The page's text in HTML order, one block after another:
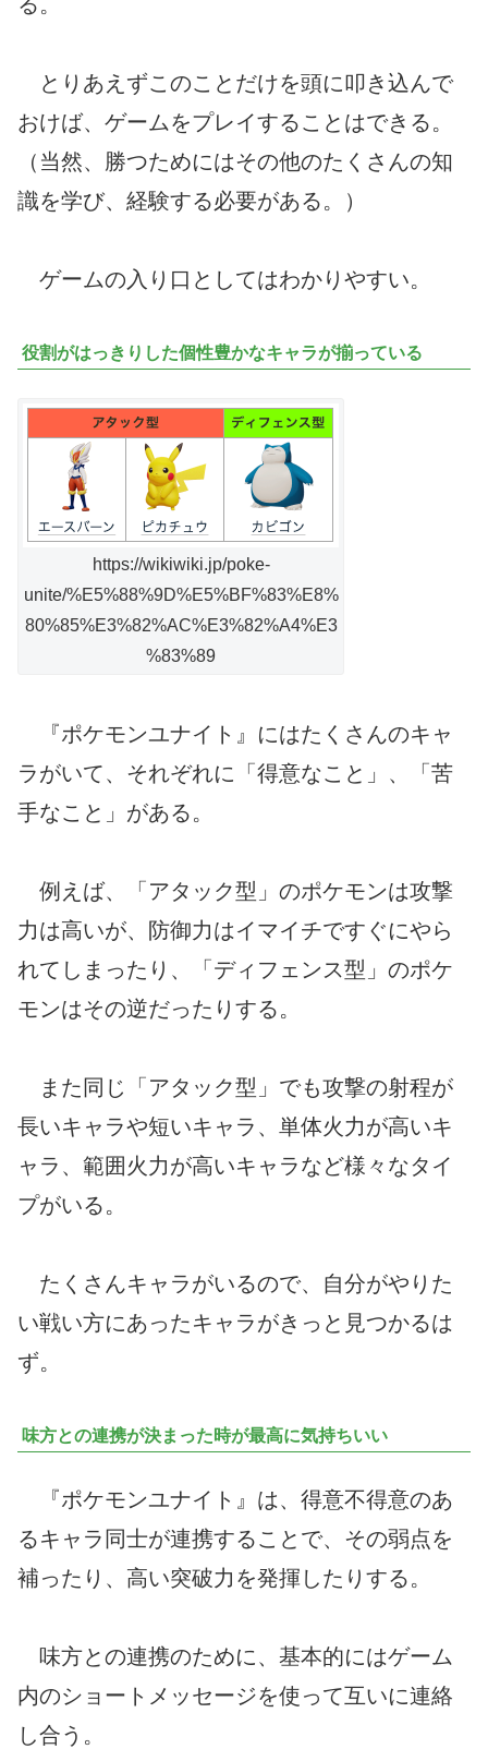
とりあえずこのことだけを頭に叩き込んで
おけば、ゲームをプレイすることはできる。
（当然、勝つためにはその他のたくさんの知
識を学び、経験する必要がある。）
ゲームの入り口としてはわかりやすい。
役割がはっきりした個性豊かなキャラが揃っている
https://wikiwiki.jp/poke-
unite/%E5%88%9D%E5%BF%83%E8%
80%85%E3%82%AC%E3%82%A4%E3
%83%89
『ポケモンユナイト』にはたくさんのキャ
ラがいて、それぞれに「得意なこと」、「苦
手なこと」がある。
例えば、「アタック型」のポケモンは攻撃
力は高いが、防御力はイマイチですぐにやら
れてしまったり、「ディフェンス型」のポケ
モンはその逆だったりする。
また同じ「アタック型」でも攻撃の射程が
長いキャラや短いキャラ、単体火力が高いキ
ャラ、範囲火力が高いキャラなど様々なタイ
プがいる。
たくさんキャラがいるので、自分がやりた
い戦い方にあったキャラがきっと見つかるは
ず。
味方との連携が決まった時が最高に気持ちいい
『ポケモンユナイト』は、得意不得意のあ
るキャラ同士が連携することで、その弱点を
補ったり、高い突破力を発揮したりする。
味方との連携のために、基本的にはゲーム
内のショートメッセージを使って互いに連絡
し合う。